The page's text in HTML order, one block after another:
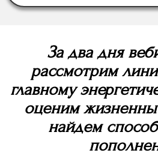
За два дня
рассмотрим
главному
оценим
найдем